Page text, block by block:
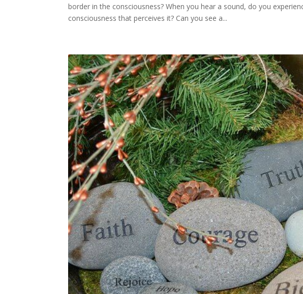
border in the consciousness? When you hear a sound, do you
consciousness that perceives it? Can you see a...